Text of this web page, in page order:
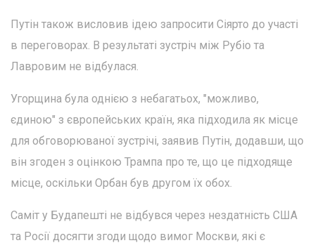
Путін також висловив ідею запросити Сіярто до участі
в переговорах. В результаті зустріч між Рубіо та
Лавровим не відбулася.
Угорщина була однією з небагатьох, "можливо,
єдиною" з європейських країн, яка підходила як місце
для обговорюваної зустрічі, заявив Путін, додавши, що
він згоден з оцінкою Трампа про те, що це підходяще
місце, оскільки Орбан був другом їх обох.
Саміт у Будапешті не відбувся через нездатність США
та Росії досягти згоди щодо вимог Москви, які є